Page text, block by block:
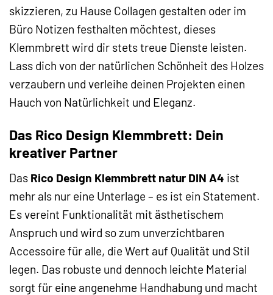
skizzieren, zu Hause Collagen gestalten oder im
Büro Notizen festhalten möchtest, dieses
Klemmbrett wird dir stets treue Dienste leisten.
Lass dich von der natürlichen Schönheit des Holzes
verzaubern und verleihe deinen Projekten einen
Hauch von Natürlichkeit und Eleganz.
Das Rico Design Klemmbrett: Dein
kreativer Partner
Das Rico Design Klemmbrett natur DIN A4 ist
mehr als nur eine Unterlage – es ist ein Statement.
Es vereint Funktionalität mit ästhetischem
Anspruch und wird so zum unverzichtbaren
Accessoire für alle, die Wert auf Qualität und Stil
legen. Das robuste und dennoch leichte Material
sorgt für eine angenehme Handhabung und macht